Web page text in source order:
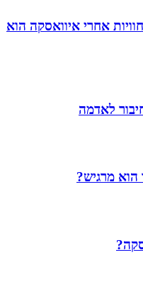
אחרי איוואסקה הוא
לאדמה
מרגיש?